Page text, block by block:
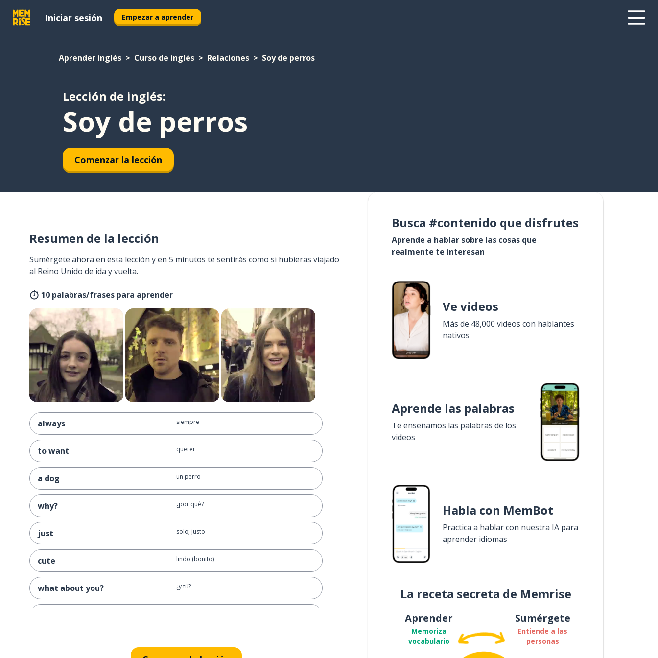
Iniciar sesión Empezar a aprender
Aprender inglés Curso de inglés Relaciones Soy de perros
Lección de inglés:
Soy de perros
Comenzar la lección
Resumen de la lección
Sumérgete ahora en esta lección y en 5 minutos te sentirás como si hubieras viajado
al Reino Unido de ida y vuelta.
10 palabras/frases para aprender
always siempre
to want querer
a dog un perro
why? ¿por qué?
just solo; justo
cute lindo (bonito)
what about you? ¿y tú?
Busca #contenido que disfrutes
Aprende a hablar sobre las cosas que
realmente te interesan
Ve videos
Más de 48,000 videos con hablantes
nativos
Aprende las palabras
Te enseñamos las palabras de los
videos
Habla con MemBot
Practica a hablar con nuestra IA para
aprender idiomas
La receta secreta de Memrise
Aprender
Memoriza
vocabulario
Sumérgete
Entiende a las
personas